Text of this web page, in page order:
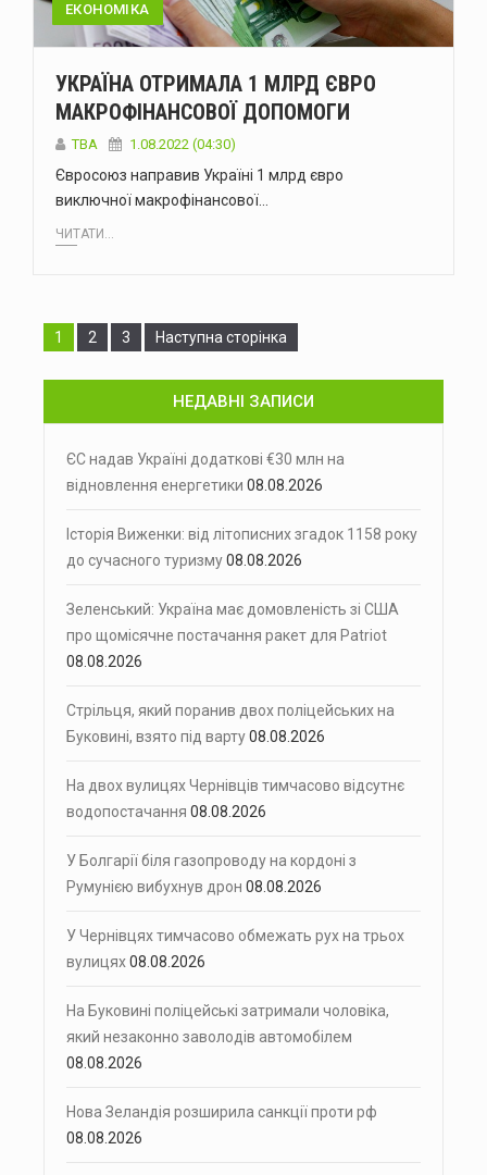
ЕКОНОМІКА
УКРАЇНА ОТРИМАЛА 1 МЛРД ЄВРО
МАКРОФІНАНСОВОЇ ДОПОМОГИ
ТВА 1.08.2022 (04:30)
Євросоюз направив Україні 1 млрд євро
виключної макрофінансової…
ЧИТАТИ...
Сторінка
1 Сторінка
2 Сторінка
3 Наступна сторінка
НЕДАВНІ ЗАПИСИ
ЄС надав Україні додаткові €30 млн на
відновлення енергетики 08.08.2026
Історія Виженки: від літописних згадок 1158 року
до сучасного туризму08.08.2026
Зеленський: Україна має домовленість зі США
про щомісячне постачання ракет для Patriot
08.08.2026
Стрільця, який поранив двох поліцейських на
Буковині, взято під варту08.08.2026
На двох вулицях Чернівців тимчасово відсутнє
водопостачання 08.08.2026
У Болгарії біля газопроводу на кордоні з
Румунією вибухнув дрон 08.08.2026
У Чернівцях тимчасово обмежать рух на трьох
вулицях08.08.2026
На Буковині поліцейські затримали чоловіка,
який незаконно заволодів автомобілем
08.08.2026
Нова Зеландія розширила санкції проти рф
08.08.2026